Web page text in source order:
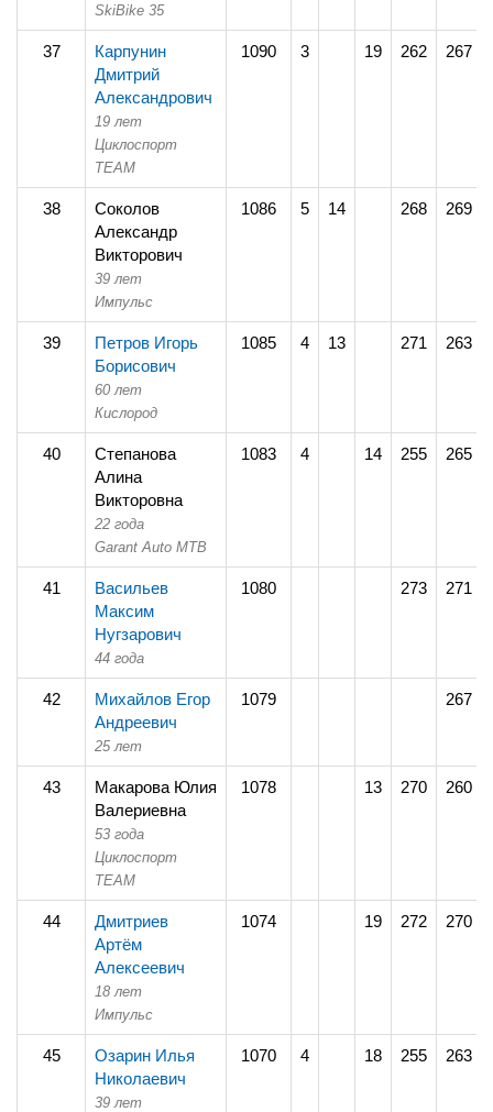
SkiBike 35
37
Карпунин
Дмитрий
Александрович
19 лет
Циклоспорт
TEAM
1090 3 19 262 267
38
Соколов
Александр
Викторович
39 лет
Импульс
1086 5 14 268 269
39
Петров Игорь
Борисович
60 лет
Кислород
1085 4 13 271 263
40
Степанова
Алина
Викторовна
22 года
Garant Auto MTB
1083 4 14 255 265
41
Васильев
Максим
Нугзарович
44 года
1080 273 271
42
Михайлов Егор
Андреевич
25 лет
1079 267
43
Макарова Юлия
Валериевна
53 года
Циклоспорт
TEAM
1078 13 270 260
44
Дмитриев
Артём
Алексеевич
18 лет
Импульс
1074 19 272 270
45
Озарин Илья
Николаевич
39 лет
1070 4 18 255 263